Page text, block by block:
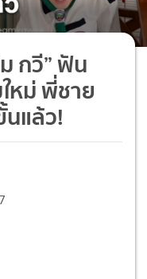
กวี” ฟัน
หม่ พี่ชาย
นแล้ว!